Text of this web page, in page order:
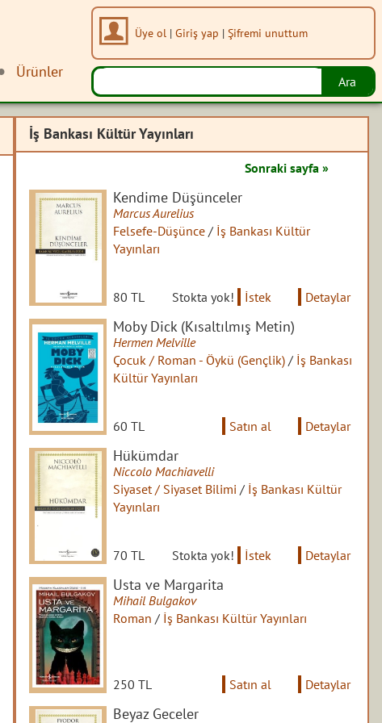
Ürünler
Üye ol | Giriş yap | Şifremi unuttum
İş Bankası Kültür Yayınları
Sonraki sayfa »
Kendime Düşünceler
Marcus Aurelius
Felsefe-Düşünce / İş Bankası Kültür
Yayınları
80 TL Stokta yok! İstek Detaylar
Moby Dick (Kısaltılmış Metin)
Hermen Melville
Çocuk / Roman - Öykü (Gençlik) / İş Bankası
Kültür Yayınları
60 TL Satın al Detaylar
Hükümdar
Niccolo Machiavelli
Siyaset / Siyaset Bilimi / İş Bankası Kültür
Yayınları
70 TL Stokta yok! İstek Detaylar
Usta ve Margarita
Mihail Bulgakov
Roman / İş Bankası Kültür Yayınları
250 TL Satın al Detaylar
Beyaz Geceler